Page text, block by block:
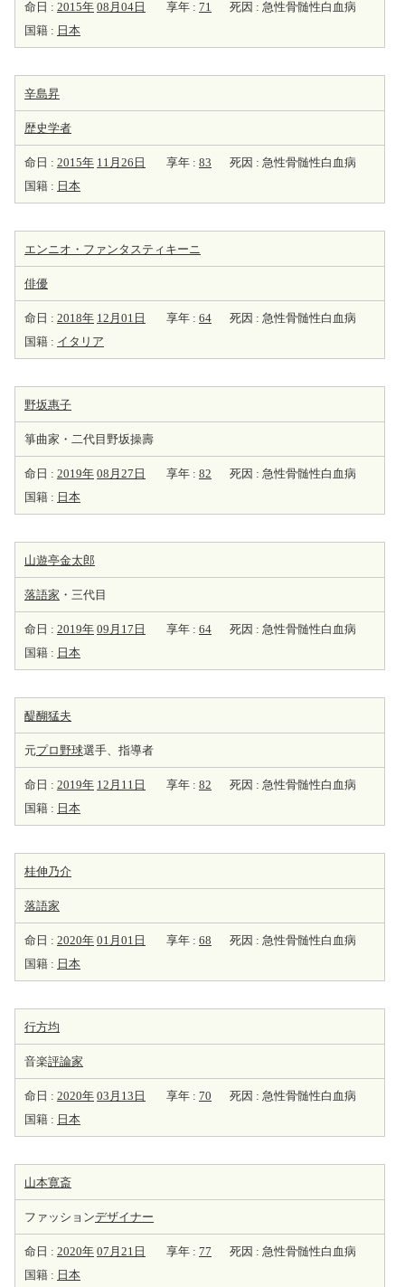
命日 : 2015年 08月04日 享年 : 71
死因 : 急性骨髄性白血病
国籍 : 日本
辛島昇
歴史学者
命日 : 2015年 11月26日 享年 : 83
死因 : 急性骨髄性白血病
国籍 : 日本
エンニオ・ファンタスティキーニ
俳優
命日 : 2018年 12月01日 享年 : 64
死因 : 急性骨髄性白血病
国籍 : イタリア
野坂惠子
箏曲家・二代目野坂操壽
命日 : 2019年 08月27日 享年 : 82
死因 : 急性骨髄性白血病
国籍 : 日本
山遊亭金太郎
落語家 ・三代目
命日 : 2019年 09月17日 享年 : 64
死因 : 急性骨髄性白血病
国籍 : 日本
醍醐猛夫
元プロ野球選手、指導者
命日 : 2019年 12月11日 享年 : 82
死因 : 急性骨髄性白血病
国籍 : 日本
桂伸乃介
落語家
命日 : 2020年 01月01日 享年 : 68
死因 : 急性骨髄性白血病
国籍 : 日本
行方均
音楽評論家
命日 : 2020年 03月13日 享年 : 70
死因 : 急性骨髄性白血病
国籍 : 日本
山本寛斎
ファッションデザイナー
命日 : 2020年 07月21日 享年 : 77
死因 : 急性骨髄性白血病
国籍 : 日本